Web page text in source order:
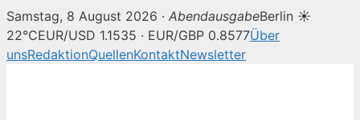
Samstag, 8 August 2026 · AbendausgabeBerlin ☀
22°CEUR/USD 1.1535 · EUR/GBP 0.8577Über
unsRedaktionQuellenKontaktNewsletter